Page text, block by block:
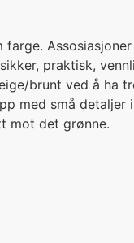
farge.
praktisk,
brunt ved å ha
med små detaljer
mot det grønne.